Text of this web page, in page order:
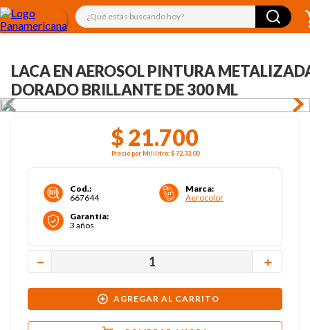
¿Qué estás buscando hoy?
LACA EN AEROSOL PINTURA
DORADO BRILLANTE DE 300 ML
$ 21.700
Precio porMililitro:$ 72,33.00
Cod.:
667644
Marca:
Aerocolor
Garantía:
3 años
＋
－
AGREGAR AL CARRITO